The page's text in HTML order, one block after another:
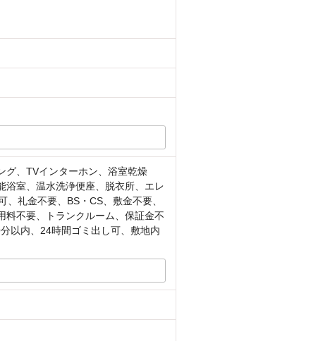
グ、TVインターホン、浴室乾燥
浴室、温水洗浄便座、脱衣所、エレ
礼金不要、BS・CS、敷金不要、
料不要、トランクルーム、保証金不
以内、24時間ゴミ出し可、敷地内